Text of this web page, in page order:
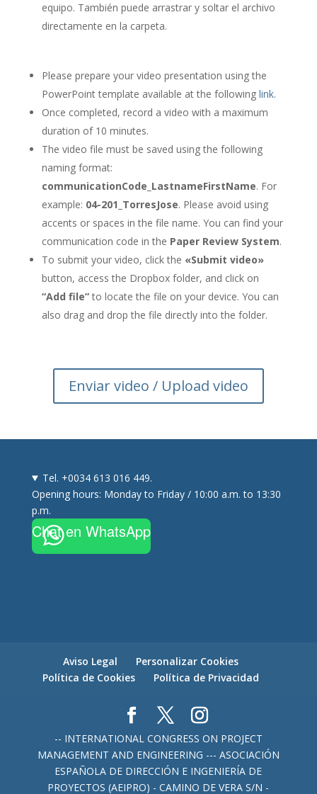
equipo. También puede arrastrar y soltar el archivo
directamente en la carpeta.
Please prepare your video presentation using the
PowerPoint template available at the following link.
Once completed, record a video with a maximum
duration of 10 minutes.
The video file must be saved using the following
naming format:
communicationCode_LastnameFirstName. For
example: 04-201_TorresJose. Please avoid using
accents or spaces in the file name. You can find your
communication code in the Paper Review System.
To submit your video, click the «Submit video»
button, access the Dropbox folder, and click on
“Add file”to locate the file on your device. You can
also drag and drop the file directly into the folder.
Enviar video / Upload video
Tel. +0034 613 016 449.
Opening hours: Monday to Friday / 10:00 a.m. to 13:30
p.m.
Chat en WhatsApp
Aviso Legal
Personalizar Cookies
Política de Cookies
Política de Privacidad
-- INTERNATIONAL CONGRESS ON PROJECT
MANAGEMENT AND ENGINEERING --- ASOCIACIÓN
ESPAÑOLA DE DIRECCIÓN E INGENIERÍA DE
PROYECTOS (AEIPRO) - CAMINO DE VERA S/N -